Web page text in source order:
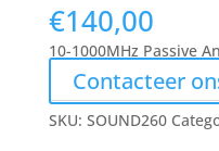
€140,00
10-1000MHz Passive
Contacteer
SKU: SOUND260